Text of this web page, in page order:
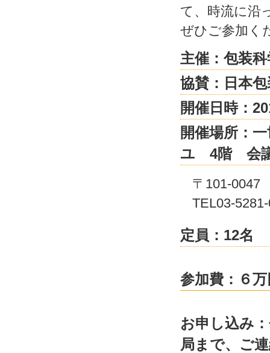
て、時流に沿
ぜひご参加く
主催：包装
協賛：日本
開催日時：
開催場所：
ユ 4階 会
〒101-
TEL03-
定員：12名
参加費：６
お申し込み
局まで、ご